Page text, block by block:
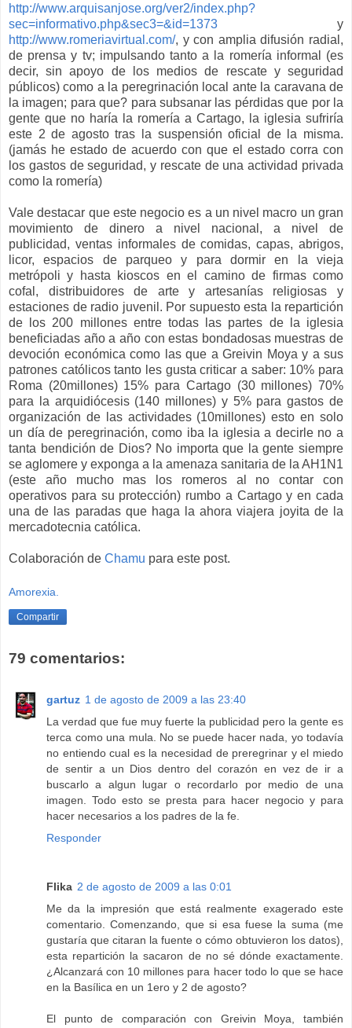
http://www.arquisanjose.org/ver2/index.php?
sec=informativo.php&sec3=&id=1373 y
http://www.romeriavirtual.com/, y con amplia difusión radial,
de prensa y tv; impulsando tanto a la romería informal (es
decir, sin apoyo de los medios de rescate y seguridad
públicos) como a la peregrinación local ante la caravana de
la imagen; para que? para subsanar las pérdidas que por la
gente que no haría la romería a Cartago, la iglesia sufriría
este 2 de agosto tras la suspensión oficial de la misma.
(jamás he estado de acuerdo con que el estado corra con
los gastos de seguridad, y rescate de una actividad privada
como la romería)
Vale destacar que este negocio es a un nivel macro un gran
movimiento de dinero a nivel nacional, a nivel de
publicidad, ventas informales de comidas, capas, abrigos,
licor, espacios de parqueo y para dormir en la vieja
metrópoli y hasta kioscos en el camino de firmas como
cofal, distribuidores de arte y artesanías religiosas y
estaciones de radio juvenil. Por supuesto esta la repartición
de los 200 millones entre todas las partes de la iglesia
beneficiadas año a año con estas bondadosas muestras de
devoción económica como las que a Greivin Moya y a sus
patrones católicos tanto les gusta criticar a saber: 10% para
Roma (20millones) 15% para Cartago (30 millones) 70%
para la arquidiócesis (140 millones) y 5% para gastos de
organización de las actividades (10millones) esto en solo
un día de peregrinación, como iba la iglesia a decirle no a
tanta bendición de Dios? No importa que la gente siempre
se aglomere y exponga a la amenaza sanitaria de la AH1N1
(este año mucho mas los romeros al no contar con
operativos para su protección) rumbo a Cartago y en cada
una de las paradas que haga la ahora viajera joyita de la
mercadotecnia católica.
Colaboración de Chamu para este post.
Amorexia.
Compartir
79 comentarios:
gartuz 1 de agosto de 2009 a las 23:40
La verdad que fue muy fuerte la publicidad pero la gente es
terca como una mula. No se puede hacer nada, yo todavía
no entiendo cual es la necesidad de preregrinar y el miedo
de sentir a un Dios dentro del corazón en vez de ir a
buscarlo a algun lugar o recordarlo por medio de una
imagen. Todo esto se presta para hacer negocio y para
hacer necesarios a los padres de la fe.
Responder
Flika 2 de agosto de 2009 a las 0:01
Me da la impresión que está realmente exagerado este
comentario. Comenzando, que si esa fuese la suma (me
gustaría que citaran la fuente o cómo obtuvieron los datos),
esta repartición la sacaron de no sé dónde exactamente.
¿Alcanzará con 10 millones para hacer todo lo que se hace
en la Basílica en un 1ero y 2 de agosto?
El punto de comparación con Greivin Moya, también